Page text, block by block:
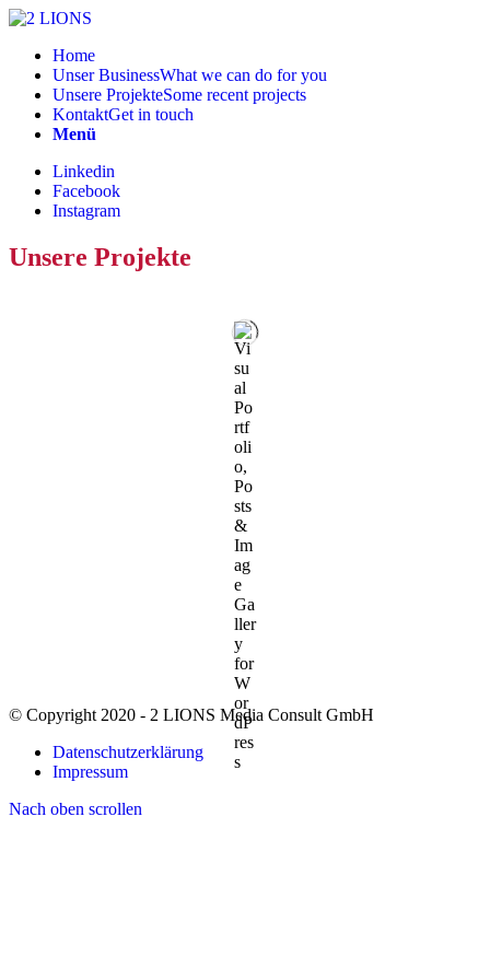
Home
Unser BusinessWhat we can do for you
Unsere ProjekteSome recent projects
KontaktGet in touch
Menü
Linkedin
Facebook
Instagram
Unsere Projekte
© Copyright 2020 - 2 LIONS Media Consult GmbH
Datenschutzerklärung
Impressum
Nach oben scrollen